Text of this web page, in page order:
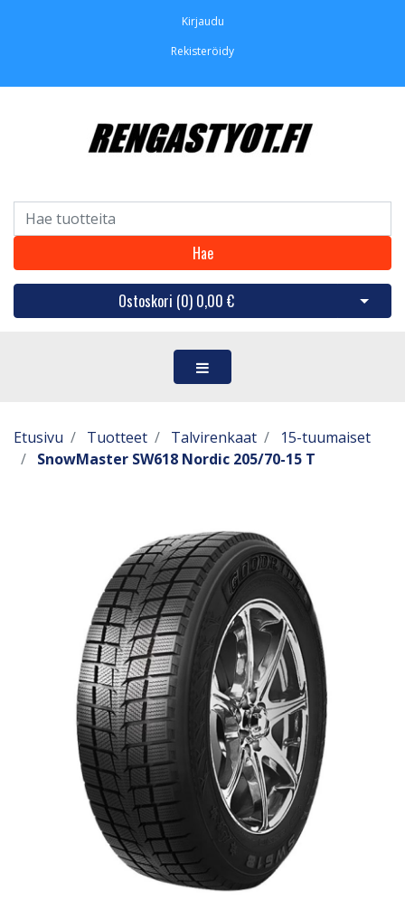
Kirjaudu
Rekisteröidy
Hae
Ostoskori (0) 0,00 € Avaa
Etusivu Tuotteet Talvirenkaat
15-tuumaiset
SnowMaster SW618 Nordic 205/70-15 T